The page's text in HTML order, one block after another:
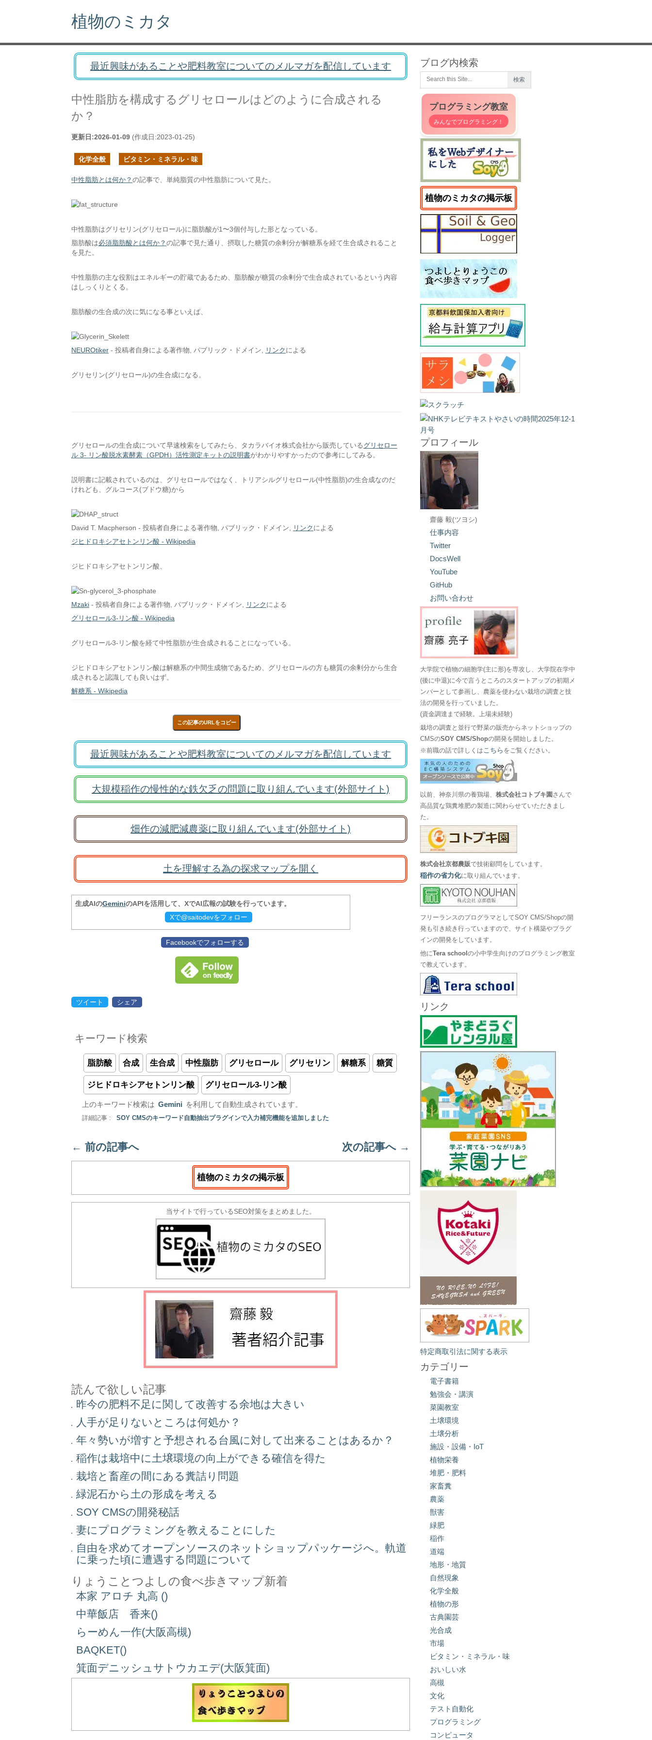
植物のミカタ
最近興味があることや肥料教室についてのメルマガを配信しています
中性脂肪を構成するグリセロールはどのように合成される
か？
更新日:2026-01-09 (作成日:2023-01-25)
化学全般 ビタミン・ミネラル・味
中性脂肪とは何か？の記事で、単純脂質の中性脂肪について見た。
中性脂肪はグリセリン(グリセロール)に脂肪酸が1〜3個付与した形となっている。
脂肪酸は必須脂肪酸とは何か？の記事で見た通り、摂取した糖質の余剰分が解糖系を経て生合成されること
を見た。
中性脂肪の主な役割はエネルギーの貯蔵であるため、脂肪酸が糖質の余剰分で生合成されているという内容
はしっくりとくる。
脂肪酸の生合成の次に気になる事といえば、
NEUROtiker - 投稿者自身による著作物 , パブリック・ドメイン, リンクによる
グリセリン(グリセロール)の生合成になる。
グリセロールの生合成について早速検索をしてみたら、タカラバイオ株式会社から販売しているグリセロー
ル 3- リン酸脱水素酵素（GPDH）活性測定キットの説明書がわかりやすかったので参考にしてみる。
説明書に記載されているのは、グリセロールではなく、トリアシルグリセロール(中性脂肪)の生合成なのだ
けれども、グルコース(ブドウ糖)から
David T. Macpherson - 投稿者自身による著作物 , パブリック・ドメイン, リンクによる
ジヒドロキシアセトンリン酸 - Wikipedia
ジヒドロキシアセトンリン酸、
Mzaki - 投稿者自身による著作物 , パブリック・ドメイン, リンクによる
グリセロール3-リン酸 - Wikipedia
グリセロール3-リン酸を経て中性脂肪が生合成されることになっている。
ジヒドロキシアセトンリン酸は解糖系の中間生成物であるため、グリセロールの方も糖質の余剰分から生合
成されると認識しても良いはず。
解糖系 - Wikipedia
この記事のURLをコピー
最近興味があることや肥料教室についてのメルマガを配信しています
大規模稲作の慢性的な鉄欠乏の問題に取り組んでいます(外部サイト)
畑作の減肥減農薬に取り組んでいます(外部サイト)
土を理解する為の探求マップを開く
生成AIのGeminiのAPIを活用して、XでAI広報の試験を行っています。
Xで@saitodevをフォロー
Facebookでフォローする
ツイート シェア
キーワード検索
脂肪酸 合成 生合成 中性脂肪 グリセロール グリセリン 解糖系 糖質
ジヒドロキシアセトンリン酸 グリセロール3-リン酸
上のキーワード検索は Gemini を利用して自動生成されています。
詳細記事 : SOY CMSのキーワード自動抽出プラグインで入力補完機能を追加しました
← 前の記事へ 次の記事へ →
植物のミカタの掲示板
当サイトで行っているSEO対策をまとめました。
読んで欲しい記事
昨今の肥料不足に関して改善する余地は大きい
人手が足りないところは何処か？
年々勢いが増すと予想される台風に対して出来ることはあるか？
稲作は栽培中に土壌環境の向上ができる確信を得た
栽培と畜産の間にある糞詰り問題
緑泥石から土の形成を考える
SOY CMSの開発秘話
妻にプログラミングを教えることにした
自由を求めてオープンソースのネットショップパッケージへ。軌道
に乗った頃に遭遇する問題について
りょうことつよしの食べ歩きマップ新着
本家 アロチ 丸高 ()
中華飯店 香来()
らーめん一作(大阪高槻)
BAQKET()
箕面デニッシュサトウカエデ(大阪箕面)
ブログ内検索
プログラミング教室
みんなでプログラミング！
植物のミカタの掲示板
プロフィール
齋藤 毅(ツヨシ)
仕事内容
Twitter
DocsWell
YouTube
GitHub
お問い合わせ
大学院で植物の細胞学(主に形)を専攻し、大学院在学中
(後に中退)に今で言うところのスタートアップの初期メ
ンバーとして参画し、農薬を使わない栽培の調査と技
法の開発を行っていました。
(資金調達まで経験。上場未経験)
栽培の調査と並行で野菜の販売からネットショップの
CMSのSOY CMS/Shopの開発を開始しました。
※前職の話で詳しくは こちら をご覧ください。
以前、神奈川県の養鶏場、株式会社コトブキ園 さんで
高品質な鶏糞堆肥の製造に関わらせていただきまし
た。
株式会社京都農販で技術顧問をしています。
稲作の省力化に取り組んでいます。
フリーランスのプログラマとしてSOY CMS/Shopの開
発も引き続き行っていますので、サイト構築やプラグ
インの開発をしています。
他にTera schoolの小中学生向けのプログラミング教室
で教えています。
リンク
特定商取引法に関する表示
カテゴリー
電子書籍
勉強会・講演
菜園教室
土壌環境
土壌分析
施設・設備・IoT
植物栄養
堆肥・肥料
家畜糞
農薬
獣害
緑肥
稲作
道端
地形・地質
自然現象
化学全般
植物の形
古典園芸
光合成
市場
ビタミン・ミネラル・味
おいしい水
高槻
文化
テスト自動化
プログラミング
コンピュータ